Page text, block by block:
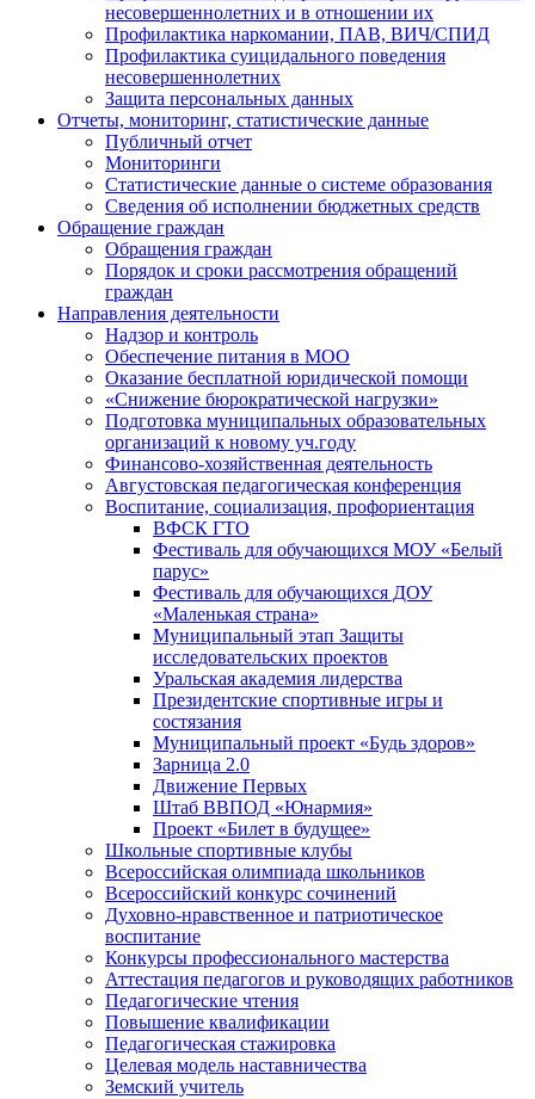
несовершеннолетних и в отношении их
Профилактика наркомании, ПАВ, ВИЧ/СПИД
Профилактика суицидального поведения
несовершеннолетних
Защита персональных данных
Отчеты, мониторинг, статистические данные
Публичный отчет
Мониторинги
Статистические данные о системе образования
Сведения об исполнении бюджетных средств
Обращение граждан
Обращения граждан
Порядок и сроки рассмотрения обращений
граждан
Направления деятельности
Надзор и контроль
Обеспечение питания в МОО
Оказание бесплатной юридической помощи
«Снижение бюрократической нагрузки»
Подготовка муниципальных образовательных
организаций к новому уч.году
Финансово-хозяйственная деятельность
Августовская педагогическая конференция
Воспитание, социализация, профориентация
ВФСК ГТО
Фестиваль для обучающихся МОУ «Белый
парус»
Фестиваль для обучающихся ДОУ
«Маленькая страна»
Муниципальный этап Защиты
исследовательских проектов
Уральская академия лидерства
Президентские спортивные игры и
состязания
Муниципальный проект «Будь здоров»
Зарница 2.0
Движение Первых
Штаб ВВПОД «Юнармия»
Проект «Билет в будущее»
Школьные спортивные клубы
Всероссийская олимпиада школьников
Всероссийский конкурс сочинений
Духовно-нравственное и патриотическое
воспитание
Конкурсы профессионального мастерства
Аттестация педагогов и руководящих работников
Педагогические чтения
Повышение квалификации
Педагогическая стажировка
Целевая модель наставничества
Земский учитель